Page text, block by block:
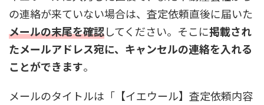
の連絡が来ていない場合は、査定依頼直後に届いた
メールの末尾を確認してください。そこに掲載され
たメールアドレス宛に、キャンセルの連絡を入れる
ことができます。
メールのタイトルは「【イエウール】査定依頼内容